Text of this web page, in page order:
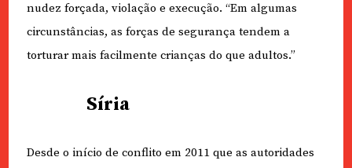
nudez forçada, violação e execução. “Em algumas
circunstâncias, as forças de segurança tendem a
torturar mais facilmente crianças do que adultos.”
Síria
Desde o início de conflito em 2011 que as autoridades